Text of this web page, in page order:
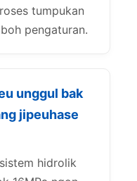
tumpukan
pengaturan.
unggul bak
jipeuhase
hidrolik